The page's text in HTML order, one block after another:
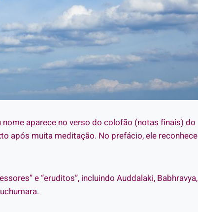
aparece no verso do colofão (notas finais) do
após muita meditação. No prefácio, ele reconhece
e “eruditos”, incluindo Auddalaki, Babhravya,